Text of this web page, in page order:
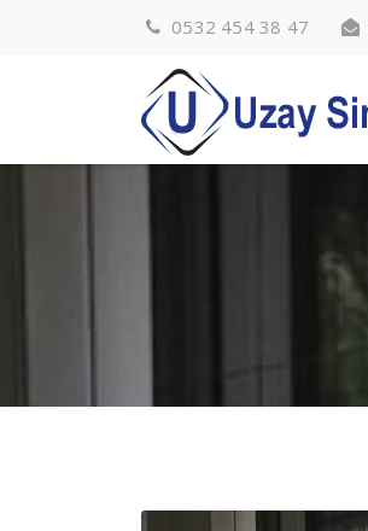
0532 454 38 47